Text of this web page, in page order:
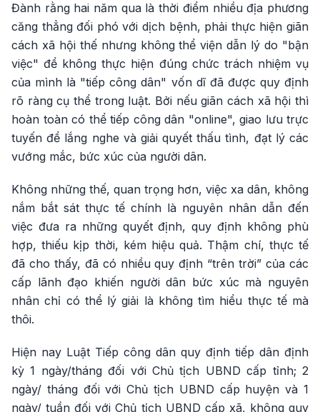
Đành rằng hai năm qua là thời điểm nhiều địa phương
căng thẳng đối phó với dịch bệnh, phải thực hiện giãn
cách xã hội thế nhưng không thể viện dẫn lý do "bận
việc" để không thực hiện đúng chức trách nhiệm vụ
của mình là "tiếp công dân" vốn dĩ đã được quy định
rõ ràng cụ thể trong luật. Bởi nếu giãn cách xã hội thì
hoàn toàn có thể tiếp công dân "online", giao lưu trực
tuyến để lắng nghe và giải quyết thấu tình, đạt lý các
vướng mắc, bức xúc của người dân.
Không những thế, quan trọng hơn, việc xa dân, không
nắm bắt sát thực tế chính là nguyên nhân dẫn đến
việc đưa ra những quyết định, quy định không phù
hợp, thiếu kịp thời, kém hiệu quả. Thậm chí, thực tế
đã cho thấy, đã có nhiều quy định “trên trời” của các
cấp lãnh đạo khiến người dân bức xúc mà nguyên
nhân chỉ có thể lý giải là không tìm hiểu thực tế mà
thôi.
Hiện nay Luật Tiếp công dân quy định tiếp dân định
kỳ 1 ngày/tháng đối với Chủ tịch UBND cấp tỉnh; 2
ngày/ tháng đối với Chủ tịch UBND cấp huyện và 1
ngày/ tuần đối với Chủ tịch UBND cấp xã, không quy